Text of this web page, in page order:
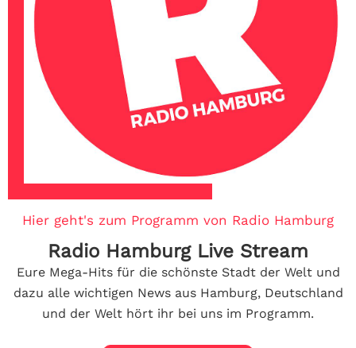
Hier geht's zum Programm von Radio Hamburg
Radio Hamburg Live Stream
Eure Mega-Hits für die schönste Stadt der Welt und
dazu alle wichtigen News aus Hamburg, Deutschland
und der Welt hört ihr bei uns im Programm.